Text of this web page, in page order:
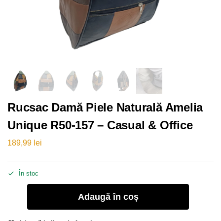
Rucsac Damă Piele Naturală Amelia
Unique R50-157 – Casual & Office
189,99 lei
În stoc
Adaugă în coș